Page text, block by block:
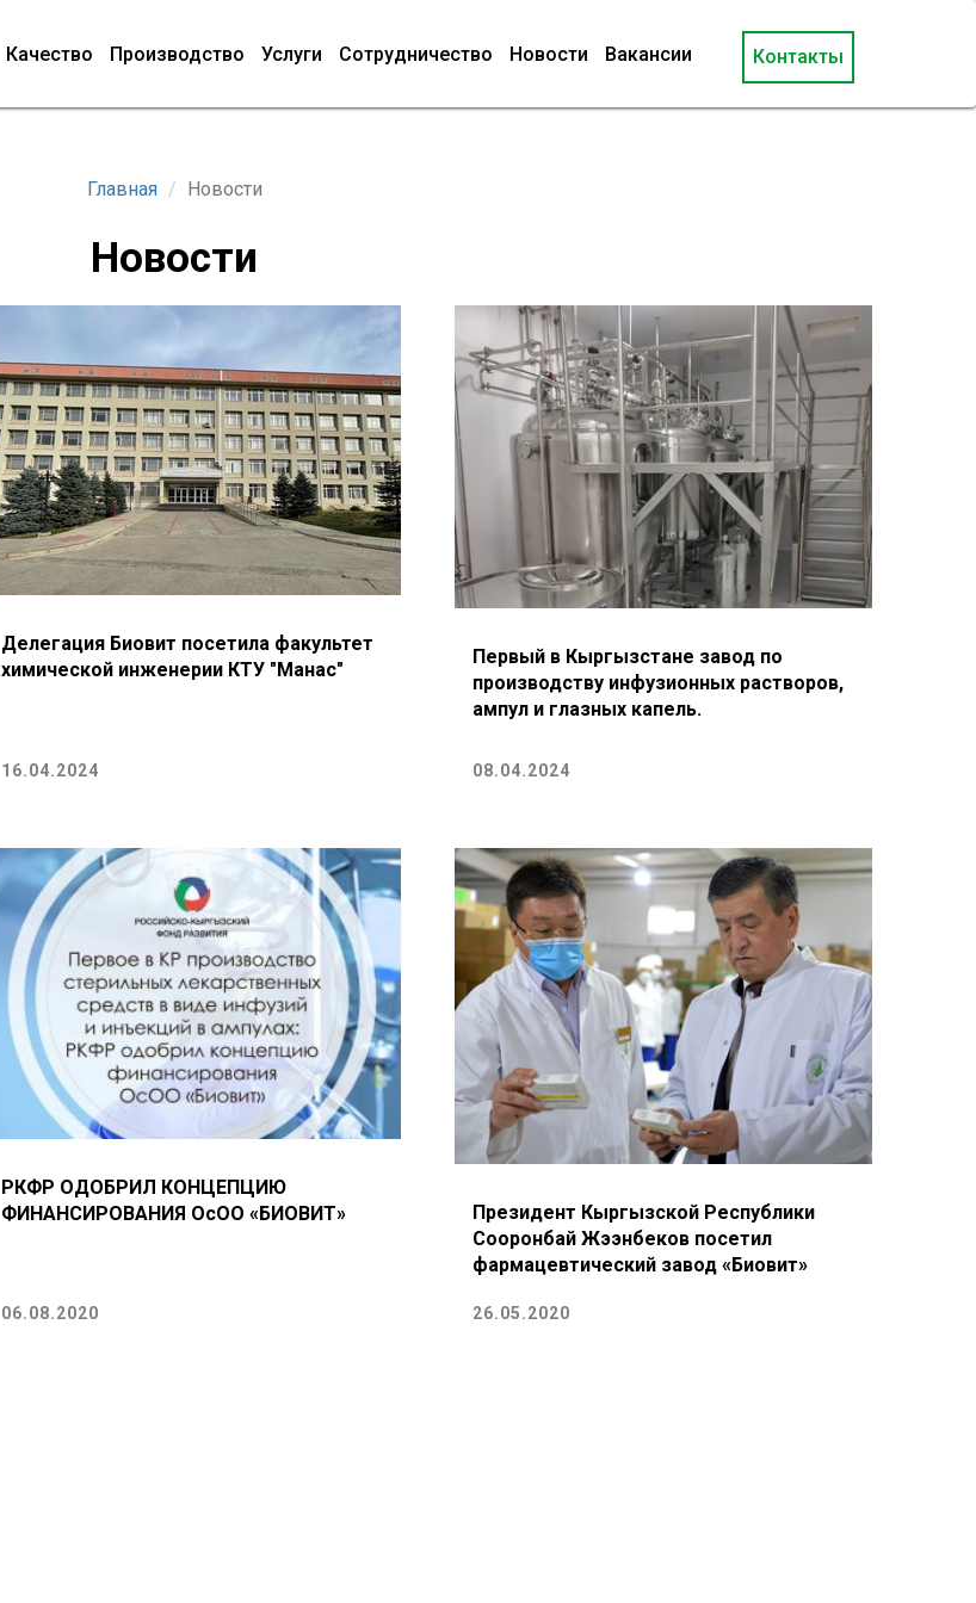
Качество Производство Услуги Сотрудничество Новости Вакансии Контакты
Главная Новости
Новости
Делегация Биовит посетила факультет
химической инженерии КТУ "Манас"
16.04.2024
Первый в Кыргызстане завод по
производству инфузионных растворов,
ампул и глазных капель.
08.04.2024
РКФР ОДОБРИЛ КОНЦЕПЦИЮ
ФИНАНСИРОВАНИЯ ОсОО «БИОВИТ»
06.08.2020
Президент Кыргызской Республики
Сооронбай Жээнбеков посетил
фармацевтический завод «Биовит»
26.05.2020